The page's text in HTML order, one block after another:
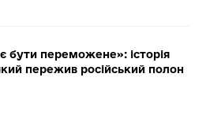
бути переможене»: історія
пережив російський полон